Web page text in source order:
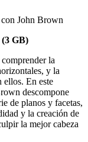
John Brown
(3 GB)
la
y la
ellos. En este
descompone
de planos y facetas,
y la creación de
la mejor cabeza